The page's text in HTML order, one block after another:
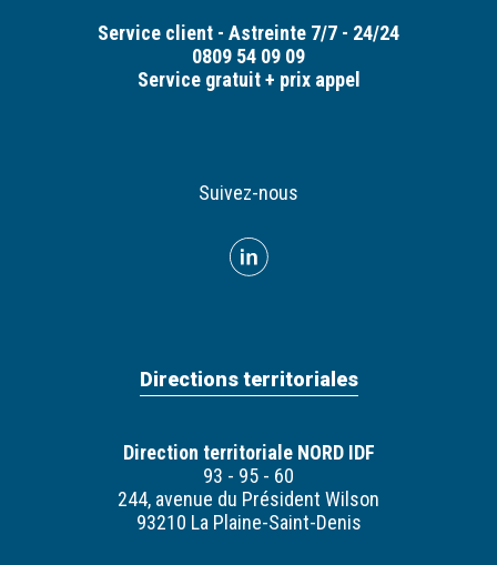
Service client - Astreinte 7/7 - 24/24
0809 54 09 09
Service gratuit + prix appel
Suivez-nous
Directions territoriales
Direction territoriale NORD IDF
93 - 95 - 60
244, avenue du Président Wilson
93210 La Plaine-Saint-Denis